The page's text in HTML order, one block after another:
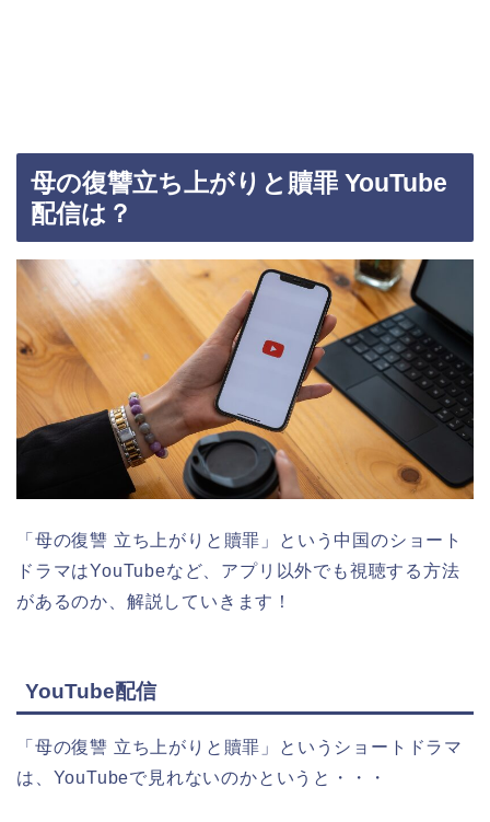
母の復讐立ち上がりと贖罪 YouTube
配信は？
「母の復讐 立ち上がりと贖罪」
という中国のショート
ドラマはYouTubeなど、アプリ以外でも視聴する方法
があるのか、解説していきます！
YouTube配信
「母の復讐 立ち上がりと贖罪」
というショートドラマ
は、YouTubeで見れないのかというと・・・